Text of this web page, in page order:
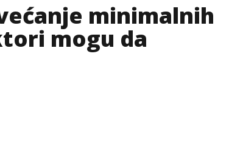
minimalnih
mogu da